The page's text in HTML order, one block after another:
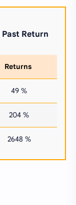
Past Return
Returns
49 %
204 %
2648 %